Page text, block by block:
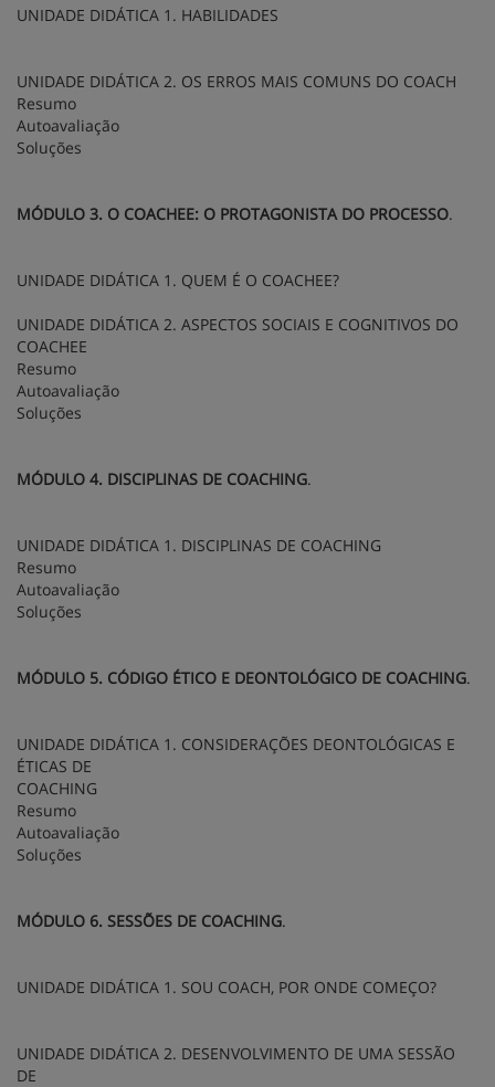
UNIDADE DIDÁTICA 1. HABILIDADES
UNIDADE DIDÁTICA 2. OS ERROS MAIS COMUNS DO COACH
Resumo
Autoavaliação
Soluções
MÓDULO 3. O COACHEE: O PROTAGONISTA DO PROCESSO.
UNIDADE DIDÁTICA 1. QUEM É O COACHEE?
UNIDADE DIDÁTICA 2. ASPECTOS SOCIAIS E COGNITIVOS DO
COACHEE
Resumo
Autoavaliação
Soluções
MÓDULO 4. DISCIPLINAS DE COACHING.
UNIDADE DIDÁTICA 1. DISCIPLINAS DE COACHING
Resumo
Autoavaliação
Soluções
MÓDULO 5. CÓDIGO ÉTICO E DEONTOLÓGICO DE COACHING.
UNIDADE DIDÁTICA 1. CONSIDERAÇÕES DEONTOLÓGICAS E
ÉTICAS DE
COACHING
Resumo
Autoavaliação
Soluções
MÓDULO 6. SESSÕES DE COACHING.
UNIDADE DIDÁTICA 1. SOU COACH, POR ONDE COMEÇO?
UNIDADE DIDÁTICA 2. DESENVOLVIMENTO DE UMA SESSÃO
DE